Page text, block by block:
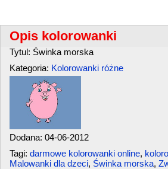
Opis kolorowanki
Tytul: Świnka morska
Kategoria: Kolorowanki różne
Dodana: 04-06-2012
Tagi: darmowe kolorowanki online,
Malowanki dla dzeci, Świnka morska,